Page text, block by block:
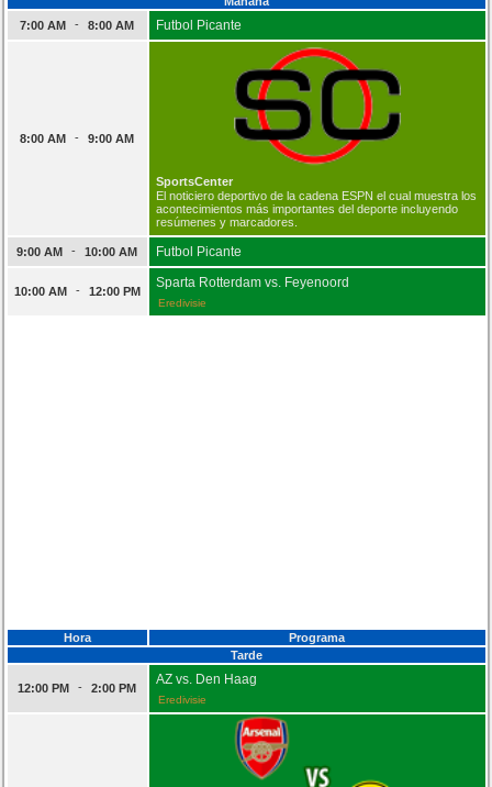
7:00 AM
- 8:00 AM Futbol Picante
8:00 AM - 9:00 AM
SportsCenter
El noticiero deportivo de la cadena ESPN el cual muestra los
acontecimientos más importantes del deporte incluyendo
resúmenes y marcadores.
9:00 AM - 10:00 AM Futbol Picante
10:00 AM - 12:00 PM
Sparta Rotterdam vs. Feyenoord
Eredivisie
Hora
Programa
Tarde
12:00 PM - 2:00 PM
AZ vs. Den Haag
Eredivisie